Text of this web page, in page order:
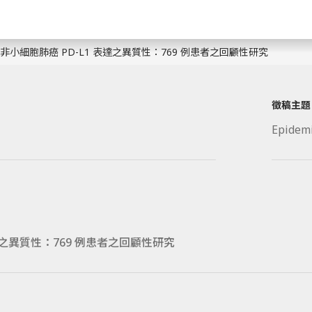
非小細胞肺癌 PD-L1 表達之異質性：769 例患者之回顧性研究
徵稿主題
異質性：769 例患者之回顧性研究